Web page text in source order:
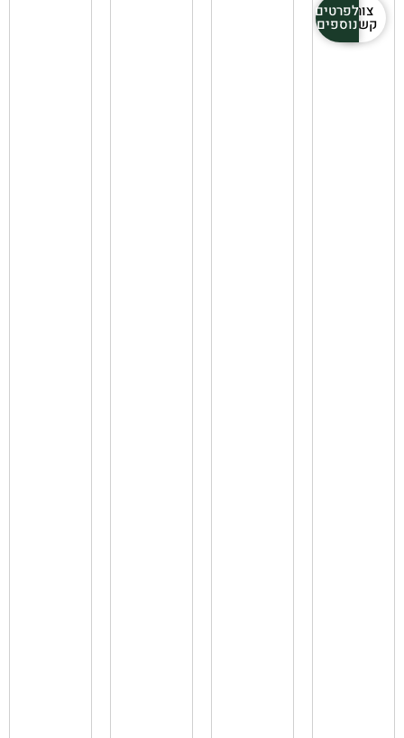
צור
קשר
לפרטים
נוספים